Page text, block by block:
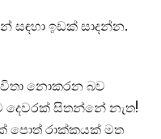
සඳහා ඉඩක් සාදන්න.
නොකරන බව
සිතන්නේ නැත!
පොත් රාක්කයක් මත